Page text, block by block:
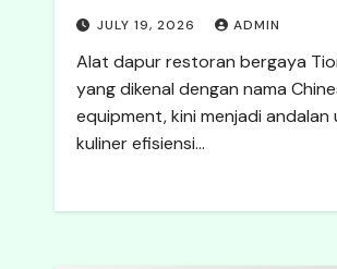
JULY 19, 2026 ADMIN
Alat dapur restoran bergaya
yang dikenal dengan nama
equipment, kini menjadi
kuliner efisiensi…